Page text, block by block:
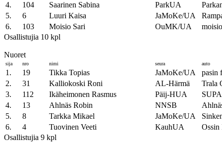
4.
104 Saarinen Sabina ParkUA
5.
6 Luuri Kaisa JaMoKe/UA
6.
103 Moisio Sari OuMK/UA
Osallistujia 10 kpl
Nuoret
sija nro nimi seura auto
1. 19 Tikka Topias JaMoKe/UA
pasin
2.
31 Kalliokoski Roni AL-Härmä
Trala
3.
112 Ikäheimonen Rasmus Päij-HUA
4.
13 Ahlnäs Robin NNSB
5.
8 Tarkka Mikael JaMoKe/UA
6.
4 Tuovinen Veeti KauhUA
Ossin
Osallistujia 9 kpl